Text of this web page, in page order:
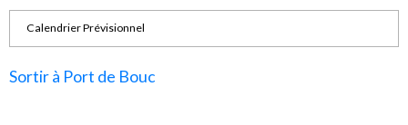
Calendrier Prévisionnel
Sortir à Port de Bouc